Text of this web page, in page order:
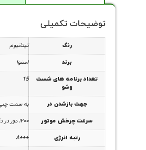
توضیحات تکمیلی
رنگ تیتانیوم
برند اسنوا
تعداد برنامه های شست
وشو
15
جهت بازشدن در به سمت
سرعت چرخش موتور ۱۲۰۰ دور در دقیقه
رتبه انرژی +++A